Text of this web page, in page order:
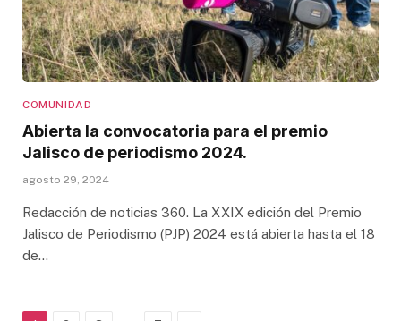
COMUNIDAD
Abierta la convocatoria para el premio
Jalisco de periodismo 2024.
agosto 29, 2024
Redacción de noticias 360. La XXIX edición del Premio
Jalisco de Periodismo (PJP) 2024 está abierta hasta el 18
de…